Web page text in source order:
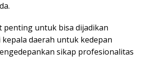
penting untuk bisa dijadikan
daerah untuk kedepan
sikap profesionalitas